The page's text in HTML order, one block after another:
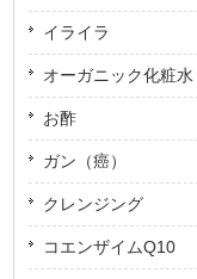
イライラ
オーガニック化粧水
お酢
ガン（癌）
クレンジング
コエンザイムQ10